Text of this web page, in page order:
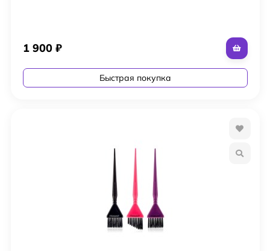
1 900 ₽
Быстрая покупка